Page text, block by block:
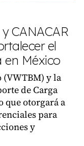
CANACAR
el
México
(VWTBM) y la
de Carga
que otorgará a
para
y